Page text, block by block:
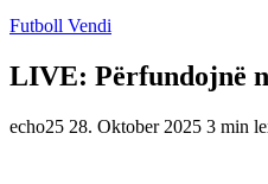
Futboll Vendi
LIVE: Përfundojnë
echo25 28. Oktober 2025 3 min